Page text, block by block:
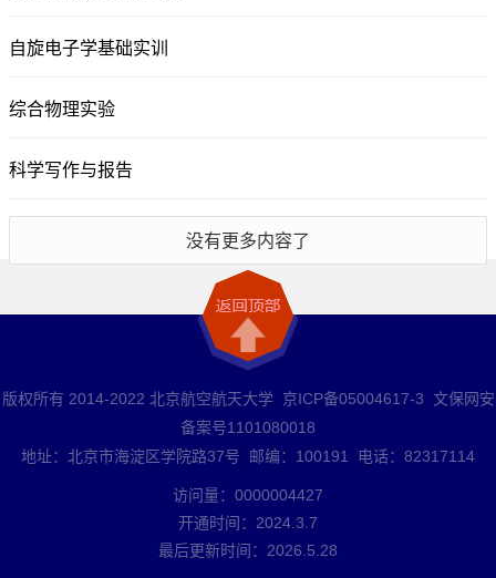
自旋电子学基础实训
综合物理实验
科学写作与报告
没有更多内容了
版权所有 2014-2022 北京航空航天大学 京ICP备05004617-3 文保网安
备案号1101080018
地址：北京市海淀区学院路37号 邮编：100191 电话：82317114
访问量： 0000004427
开通时间： 2024 3 7
最后更新时间： 2026 5 28